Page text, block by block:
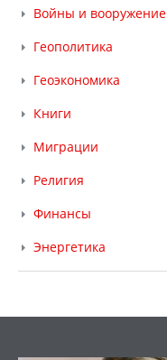
Войны и вооружение
Геополитика
Геоэкономика
Книги
Миграции
Религия
Финансы
Энергетика